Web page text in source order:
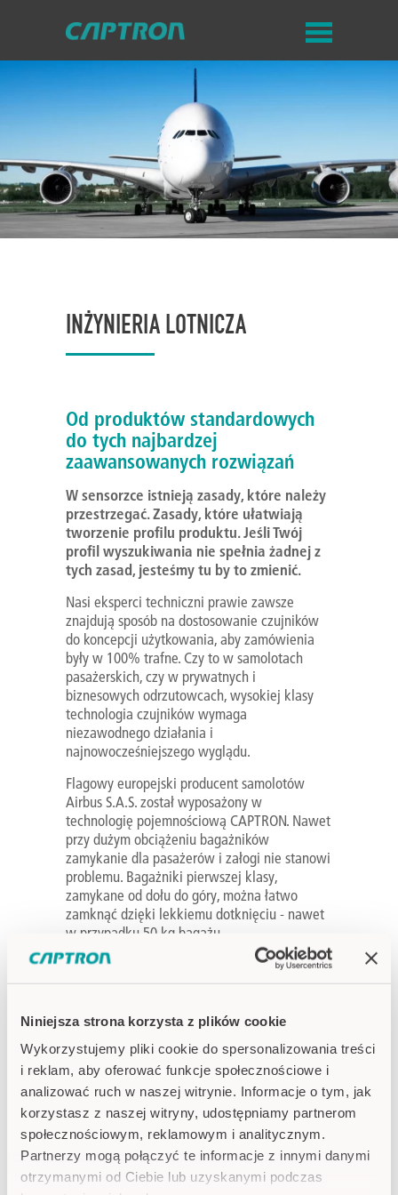
Niniejsza strona korzysta z plików cookie
Wykorzystujemy pliki cookie do spersonalizowania treści
i reklam, aby oferować funkcje społecznościowe i
analizować ruch w naszej witrynie. Informacje o tym, jak
korzystasz z naszej witryny, udostępniamy partnerom
społecznościowym, reklamowym i analitycznym.
Partnerzy mogą połączyć te informacje z innymi danymi
otrzymanymi od Ciebie lub uzyskanymi podczas
INŻYNIERIA LOTNICZA
Od produktów standardowych
do tych najbardzej
zaawansowanych rozwiązań
W sensorzce istnieją zasady, które należy
przestrzegać. Zasady, które ułatwiają
tworzenie profilu produktu. Jeśli Twój
profil wyszukiwania nie spełnia żadnej z
tych zasad, jesteśmy tu by to zmienić.
Nasi eksperci techniczni prawie zawsze
znajdują sposób na dostosowanie czujników
do koncepcji użytkowania, aby zamówienia
były w 100% trafne. Czy to w samolotach
pasażerskich, czy w prywatnych i
biznesowych odrzutowcach, wysokiej klasy
technologia czujników wymaga
niezawodnego działania i
najnowocześniejszego wyglądu.
Flagowy europejski producent samolotów
Airbus S.A.S. został wyposażony w
technologię pojemnościową CAPTRON. Nawet
przy dużym obciążeniu bagażników
zamykanie dla pasażerów i załogi nie stanowi
problemu. Bagażniki pierwszej klasy,
zamykane od dołu do góry, można łatwo
zamknąć dzięki lekkiemu dotknięciu - nawet
w przypadku 50 kg bagażu.
Firma
Produkty CAPTRON
Wsparcie
Targi i wydarzenia